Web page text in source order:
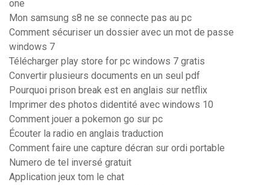
one
Mon samsung s8 ne se connecte pas au pc
Comment sécuriser un dossier avec un mot de passe
windows 7
Télécharger play store for pc windows 7 gratis
Convertir plusieurs documents en un seul pdf
Pourquoi prison break est en anglais sur netflix
Imprimer des photos didentité avec windows 10
Comment jouer a pokemon go sur pc
Écouter la radio en anglais traduction
Comment faire une capture décran sur ordi portable
Numero de tel inversé gratuit
Application jeux tom le chat